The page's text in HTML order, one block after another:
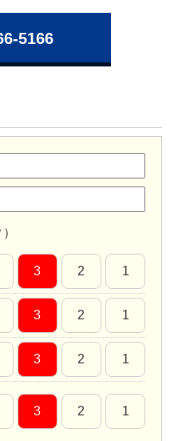
5166
3 2 1
3 2 1
3 2 1
3 2 1